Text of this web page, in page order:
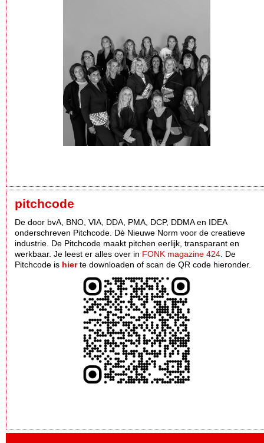
pitchcode
De door bvA, BNO, VIA, DDA, PMA, DCP, DDMA en IDEA
onderschreven Pitchcode. Dè Nieuwe Norm voor de creatieve
industrie. De Pitchcode maakt pitchen eerlijk, transparant en
werkbaar. Je leest er alles over in FONK magazine 424 . De
Pitchcode is hierte downloaden of scan de QR code hieronder.